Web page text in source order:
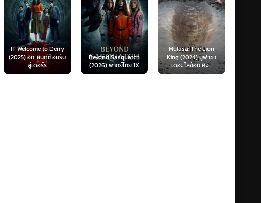
Beyond Sasquatch
(2026) พากย์ไทย 1X
Mufasa: The Lion
King (2024) มูฟาซา
เดอะ ไลอ้อน คิง...
Obsession (2026)
สาปรักคลั่งหลอน
(SoundTrack) 1X